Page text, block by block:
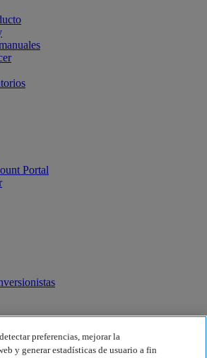
Portal
preferencias, mejorar la
y generar estadísticas de usuario a fin